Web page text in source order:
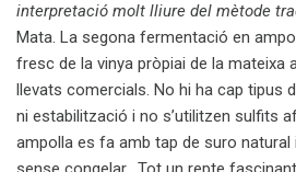
interpretació molt lliure del mètode
Mata. La segona fermentació en
fresc de la vinya pròpiai de la mateixa
llevats comercials. No hi ha cap tipus
ni estabilització i no s’utilitzen sulfits
ampolla es fa amb tap de suro natural